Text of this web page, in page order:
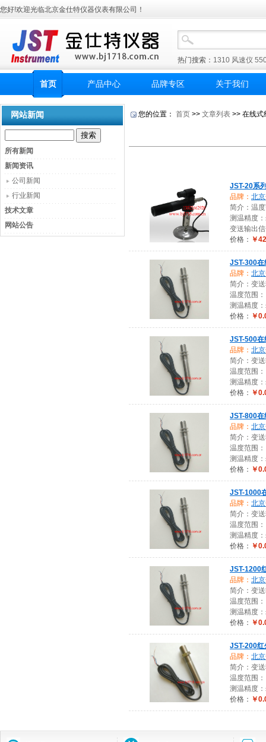
您好!欢迎光临北京金仕特仪器仪表有限公司！
热门搜索： 1310 风速仪
首页 产品中心 品牌专区 关于我们
网站新闻
所有新闻
新闻资讯
公司新闻
行业新闻
技术文章
网站公告
您的位置： 首页 >> 文章列表 >> 在线式
JST-20系
品牌： 北京
简介：温
测温精度
变送输出
价格： ￥
JST-300在
品牌： 北京
简介：变
温度范围
测温精度
价格： ￥
JST-500在
品牌： 北京
简介：变
温度范围
测温精度
价格： ￥
JST-800在
品牌： 北京
简介：变
温度范围
测温精度
价格： ￥
JST-1000
品牌： 北京
简介：变
温度范围
测温精度
价格： ￥
JST-1200
品牌： 北京
简介：变
温度范围
测温精度
价格： ￥
JST-200
品牌： 北京
简介：变
温度范围
测温精度
价格： ￥